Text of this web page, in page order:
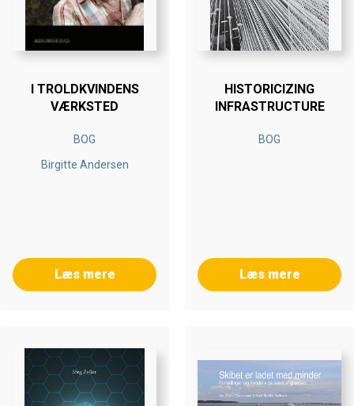
I TROLDKVINDENS
VÆRKSTED
BOG
Birgitte Andersen
Læs mere
HISTORICIZING
INFRASTRUCTURE
BOG
Læs mere